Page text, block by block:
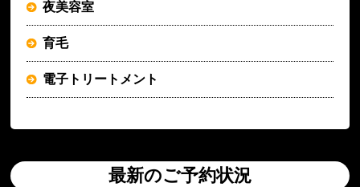
夜美容室
育毛
電子トリートメント
最新のご予約状況